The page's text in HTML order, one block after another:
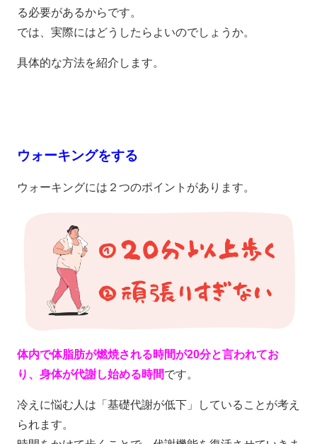
る必要があるからです。
では、実際にはどうしたらよいのでしょうか。
具体的な方法を紹介します。
ウォーキングをする
ウォーキングには２つのポイントがあります。
体内で体脂肪が燃焼される時間が20分と言われてお
り、身体が代謝し始める時間です。
冷えに悩む人は「基礎代謝が低下」していることが考え
られます。